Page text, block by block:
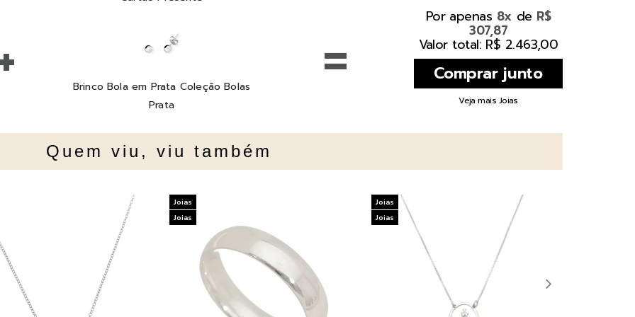
Brinco Bola em Prata Coleção Bolas
Prata
=
Por apenas 8x de R$
307,87
Valor total: R$ 2.463,00
Veja mais Joias
Quem viu, viu também
Joias
Joias
Joias
Joias